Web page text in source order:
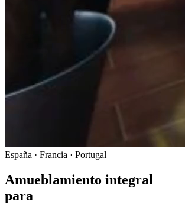
España · Francia · Portugal
Amueblamiento integral
para